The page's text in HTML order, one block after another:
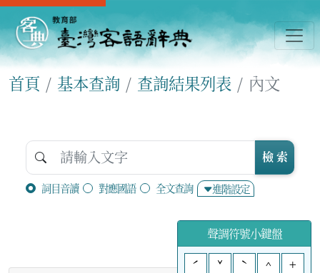
首頁 基本查詢 查詢結果列表 內文
詞目音讀 對應國語 全文查詢 進階設定
檢 索
聲調符號小鍵盤
ˊ
ˇ ˋ ^ +